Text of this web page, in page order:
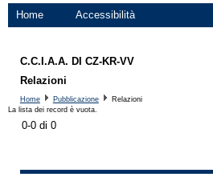
Home Accessibilità
C.C.I.A.A. DI CZ-KR-VV
Relazioni
Home Pubblicazione
Relazioni
La lista dei record è vuota.
0-0 di 0